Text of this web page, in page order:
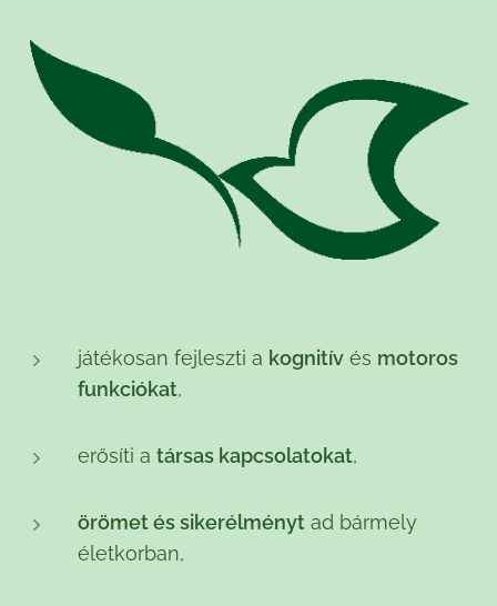
játékosan fejleszti a kognitív és motoros
funkciókat,
erősíti a társas kapcsolatokat,
örömetés sikerélményt ad bármely
életkorban,